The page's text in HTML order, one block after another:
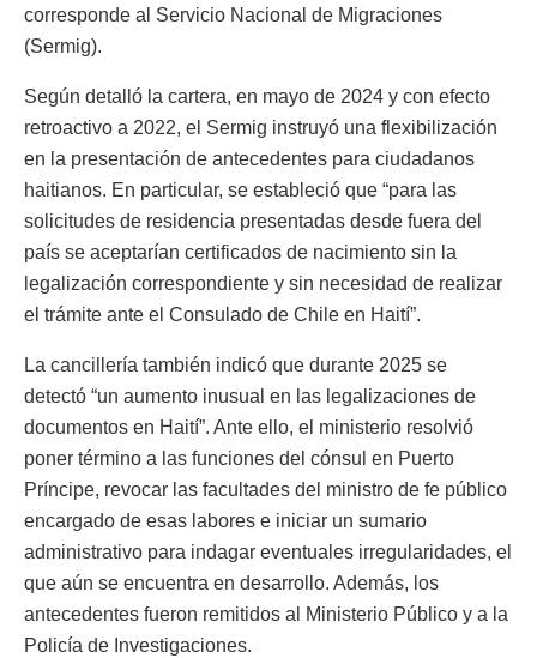
corresponde al Servicio Nacional de Migraciones
(Sermig).
Según detalló la cartera, en mayo de 2024 y con efecto
retroactivo a 2022, el Sermig instruyó una flexibilización
en la presentación de antecedentes para ciudadanos
haitianos. En particular, se estableció que “para las
solicitudes de residencia presentadas desde fuera del
país se aceptarían certificados de nacimiento sin la
legalización correspondiente y sin necesidad de realizar
el trámite ante el Consulado de Chile en Haití”.
La cancillería también indicó que durante 2025 se
detectó “un aumento inusual en las legalizaciones de
documentos en Haití”. Ante ello, el ministerio resolvió
poner término a las funciones del cónsul en Puerto
Príncipe, revocar las facultades del ministro de fe público
encargado de esas labores e iniciar un sumario
administrativo para indagar eventuales irregularidades, el
que aún se encuentra en desarrollo. Además, los
antecedentes fueron remitidos al Ministerio Público y a la
Policía de Investigaciones.